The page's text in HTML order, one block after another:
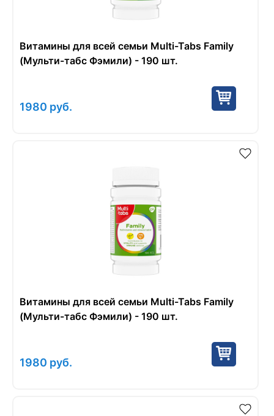
Витамины для всей семьи Multi-Tabs Family
(Мульти-табс Фэмили) - 190 шт.
1980 руб.
Витамины для всей семьи Multi-Tabs Family
(Мульти-табс Фэмили) - 190 шт.
1980 руб.